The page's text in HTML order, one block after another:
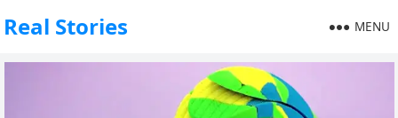
Real Stories MENU